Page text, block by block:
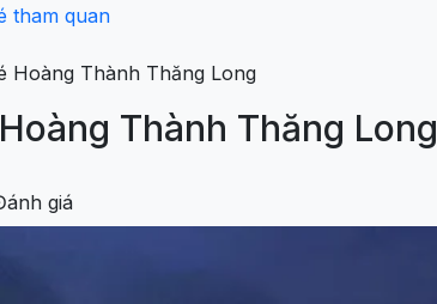
tham quan
Hoàng Thành Thăng Long
Thành Thăng Long
giá